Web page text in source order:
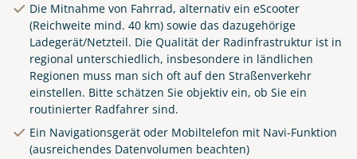
Die Mitnahme von Fahrrad, alternativ ein eScooter
(Reichweite mind. 40 km) sowie das dazugehörige
Ladegerät/Netzteil. Die Qualität der Radinfrastruktur ist in
regional unterschiedlich, insbesondere in ländlichen
Regionen muss man sich oft auf den Straßenverkehr
einstellen. Bitte schätzen Sie objektiv ein, ob Sie ein
routinierter Radfahrer sind.
Ein Navigationsgerät oder Mobiltelefon mit Navi-Funktion
(ausreichendes Datenvolumen beachten)